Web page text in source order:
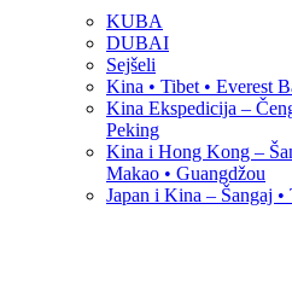
KUBA
DUBAI
Sejšeli
Kina • Tibet • Everest
Kina Ekspedicija –
Peking
Kina i Hong Kong –
Makao • Guangdžou
Japan i Kina – Šangaj •